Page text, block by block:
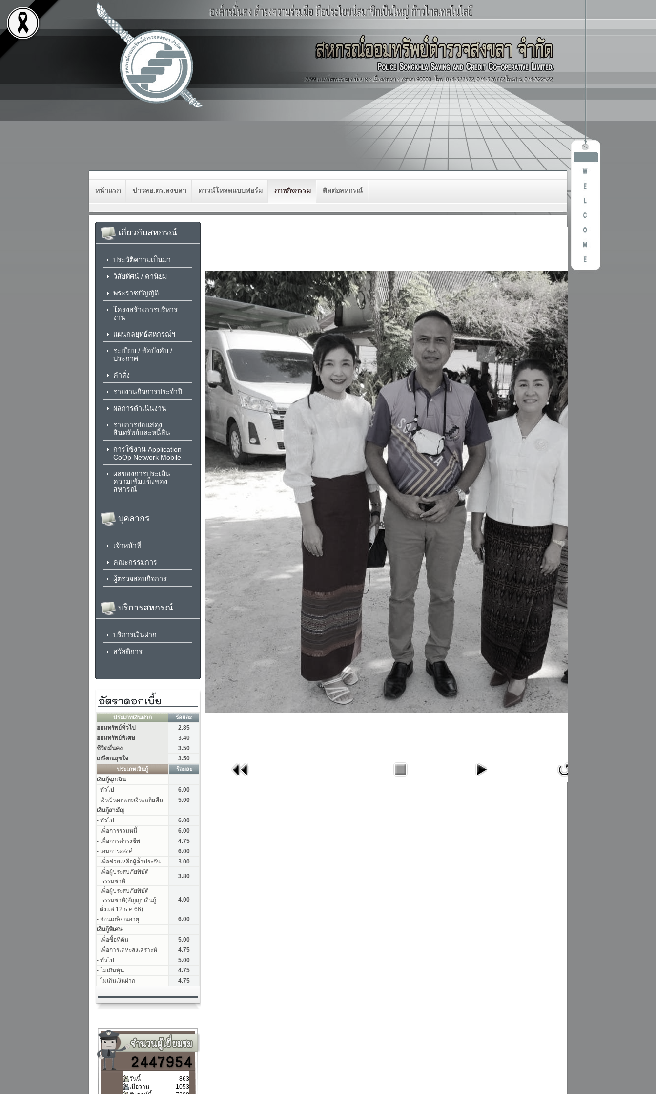
หน้าแรก ข่าวสอ.ตร.สงขลา ดาวน์โหลดแบบฟอร์ม ภาพกิจกรรม ติดต่อสหกรณ์
เกี่ยวกับสหกรณ์
ประวัติความเป็นมา
วิสัยทัศน์ / ค่านิยม
พระราชบัญญัติ
โครงสร้างการบริหาร
งาน
แผนกลยุทธ์สหกรณ์ฯ
ระเบียบ / ข้อบังคับ /
ประกาศ
คำสั่ง
รายงานกิจการประจำปี
ผลการดำเนินงาน
รายการย่อแสดง
สินทรัพย์และหนี้สิน
การใช้งาน Application
CoOp Network Mobile
ผลของการประเมิน
ความเข้มแข็งของ
สหกรณ์
บุคลากร
เจ้าหน้าที่
คณะกรรมการ
ผู้ตรวจสอบกิจการ
บริการสหกรณ์
บริการเงินฝาก
สวัสดิการ
วันนี้
863
เมื่อวาน
1053